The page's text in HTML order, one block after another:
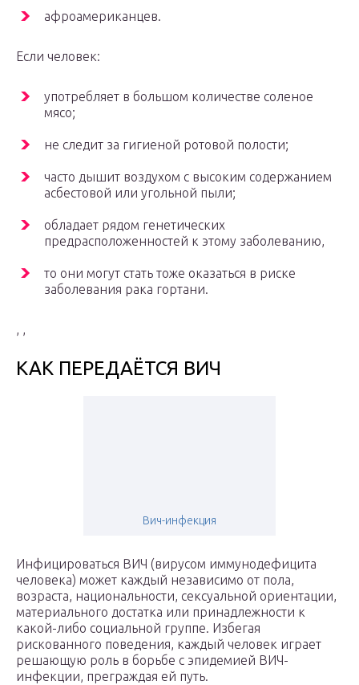
афроамериканцев.
Если человек:
употребляет в большом количестве соленое
мясо;
не следит за гигиеной ротовой полости;
часто дышит воздухом с высоким содержанием
асбестовой или угольной пыли;
обладает рядом генетических
предрасположенностей к этому заболеванию,
то они могут стать тоже оказаться в риске
заболевания рака гортани.
, ,
КАК ПЕРЕДАЁТСЯ ВИЧ
Вич-инфекция
Инфицироваться ВИЧ (вирусом иммунодефицита
человека) может каждый независимо от пола,
возраста, национальности, сексуальной ориентации,
материального достатка или принадлежности к
какой-либо социальной группе. Избегая
рискованного поведения, каждый человек играет
решающую роль в борьбе с эпидемией ВИЧ-
инфекции, преграждая ей путь.